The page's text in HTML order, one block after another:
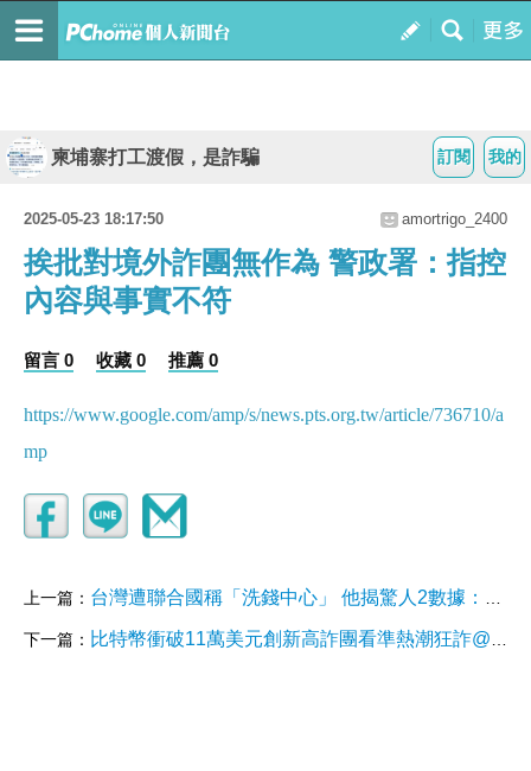
我的
訂閱
柬埔寨打工渡假，是詐騙
2025-05-23 18:17:50 amortrigo_2400
挨批對境外詐團無作為 警政署：指控
內容與事實不符
留言 0 收藏 0 推薦 0
https://www.google.com/amp/s/news.pts.org.tw/article/736710/a
mp
上一篇： 台灣遭聯合國稱「洗錢中心」 他揭驚人2數據：詐騙從業人口逼近台積電員工
下一篇： 比特幣衝破11萬美元創新高詐團看準熱潮狂詐@newsebc